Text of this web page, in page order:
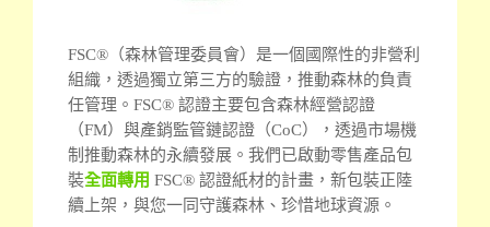
FSC®（森林管理委員會）是一個國際性的非營利
組織，透過獨立第三方的驗證，推動森林的負責
任管理。 FSC® 認證主要包含森林經營認證
（FM）與產銷監管鏈認證（CoC），透過市場機
制推動森林的永續發展。我們已啟動零售產品包
裝全面轉用 FSC® 認證紙材的計畫，新包裝正陸
續上架，與您一同守護森林、珍惜地球資源。